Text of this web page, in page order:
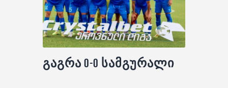
გაგრა 0-0 სამგურალი